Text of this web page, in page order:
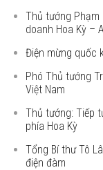
Thủ tướng Phạm
doanh Hoa Kỳ –
Điện mừng quốc
Phó Thủ tướng
Việt Nam
Thủ tướng: Tiếp
phía Hoa Kỳ
Tổng Bí thư Tô
điện đàm